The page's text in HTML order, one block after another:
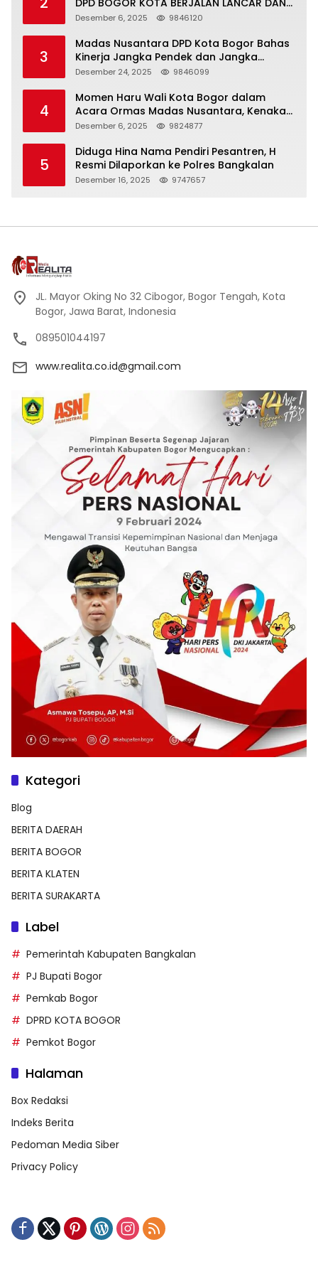
KHIDMAT
Desember 6, 2025 9846120
3
Madas Nusantara DPD Kota Bogor Bahas
Kinerja Jangka Pendek dan Jangka
Panjang
Desember 24, 2025 9846099
4
Momen Haru Wali Kota Bogor dalam
Acara Ormas Madas Nusantara, Kenakan
Peci Hitam Tinggi sebagai Simbol
Desember 6, 2025 9824877
5
Diduga Hina Nama Pendiri Pesantren, H
Resmi Dilaporkan ke Polres Bangkalan
Desember 16, 2025 9747657
JL. Mayor Oking No 32 Cibogor, Bogor Tengah, Kota
Bogor, Jawa Barat, Indonesia
089501044197
www.realita.co.id@gmail.com
Kategori
Blog
BERITA DAERAH
BERITA BOGOR
BERITA KLATEN
BERITA SURAKARTA
Label
Pemerintah Kabupaten Bangkalan
PJ Bupati Bogor
Pemkab Bogor
DPRD KOTA BOGOR
Pemkot Bogor
Halaman
Box Redaksi
Indeks Berita
Pedoman Media Siber
Privacy Policy